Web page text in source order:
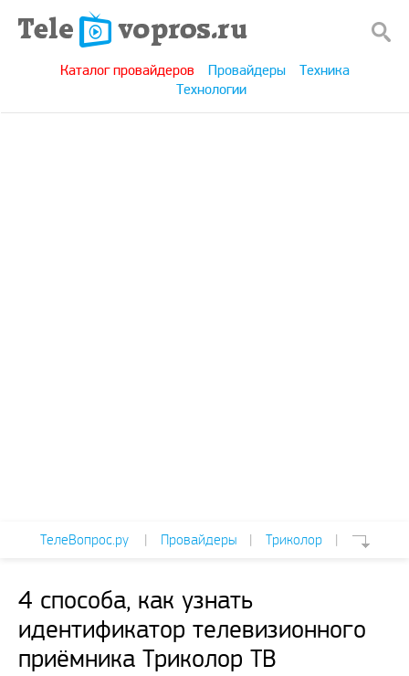
Каталог провайдеров Провайдеры
Техника
Технологии
ТелеВопрос.ру | Провайдеры | Триколор |
4 способа, как узнать
идентификатор телевизионного
приёмника Триколор ТВ